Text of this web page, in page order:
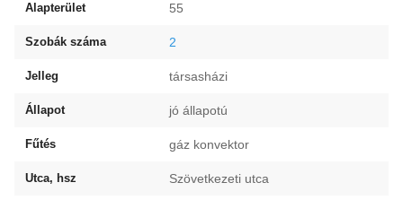
Alapterület 55
Szobák száma 2
Jelleg társasházi
Állapot jó állapotú
Fűtés gáz konvektor
Utca, hsz Szövetkezeti utca